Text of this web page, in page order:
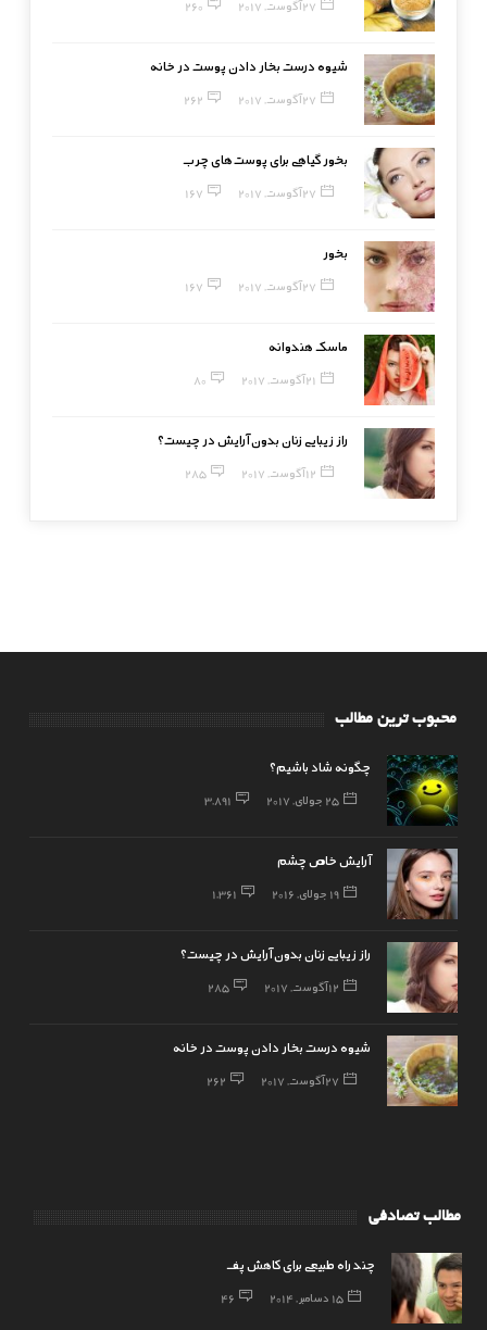
27 آگوست, 2017 260
شیوه درست بخار دادن پوست در خانه
27 آگوست, 2017 262
بخور گیاهی برای پوست‌های چرب
27 آگوست, 2017 167
بخور
27 آگوست, 2017 167
ماسک هندوانه
21 آگوست, 2017 80
راز زیبایی زنان بدون آرایش در چیست؟
12 آگوست, 2017 285
محبوب ترین مطالب
چگونه شاد باشیم؟
25 جولای, 2017 3,891
آرایش خاص چشم
19 جولای, 2016 1,361
راز زیبایی زنان بدون آرایش در چیست؟
12 آگوست, 2017 285
شیوه درست بخار دادن پوست در خانه
27 آگوست, 2017 262
مطالب تصادفی
چند راه طبیعی برای کاهش پف
15 دسامبر, 2014 46